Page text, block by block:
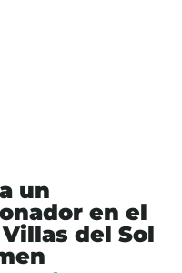
un
en el
del Sol